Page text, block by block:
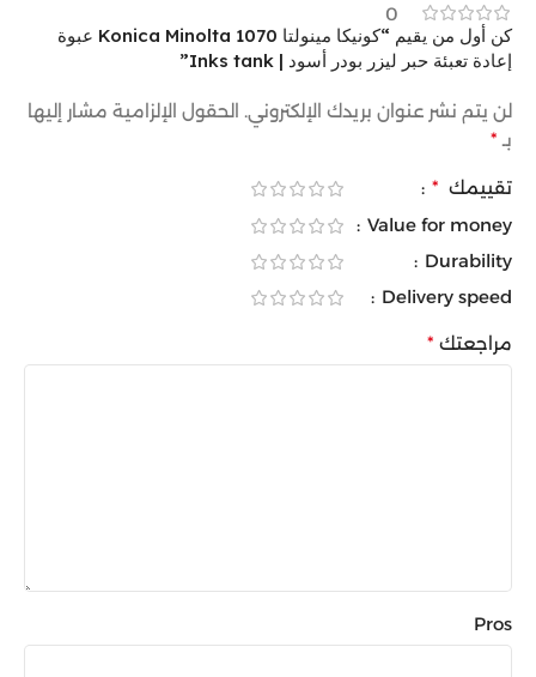
0
كن أول من يقيم “كونيكا مينولتا Konica Minolta 1070 عبوة
إعادة تعبئة حبر ليزر بودر أسود | Inks tank”
لن يتم نشر عنوان بريدك الإلكتروني. الحقول الإلزامية مشار إليها
بـ *
تقييمك *
Value for money
Durability
Delivery speed
مراجعتك *
Pros